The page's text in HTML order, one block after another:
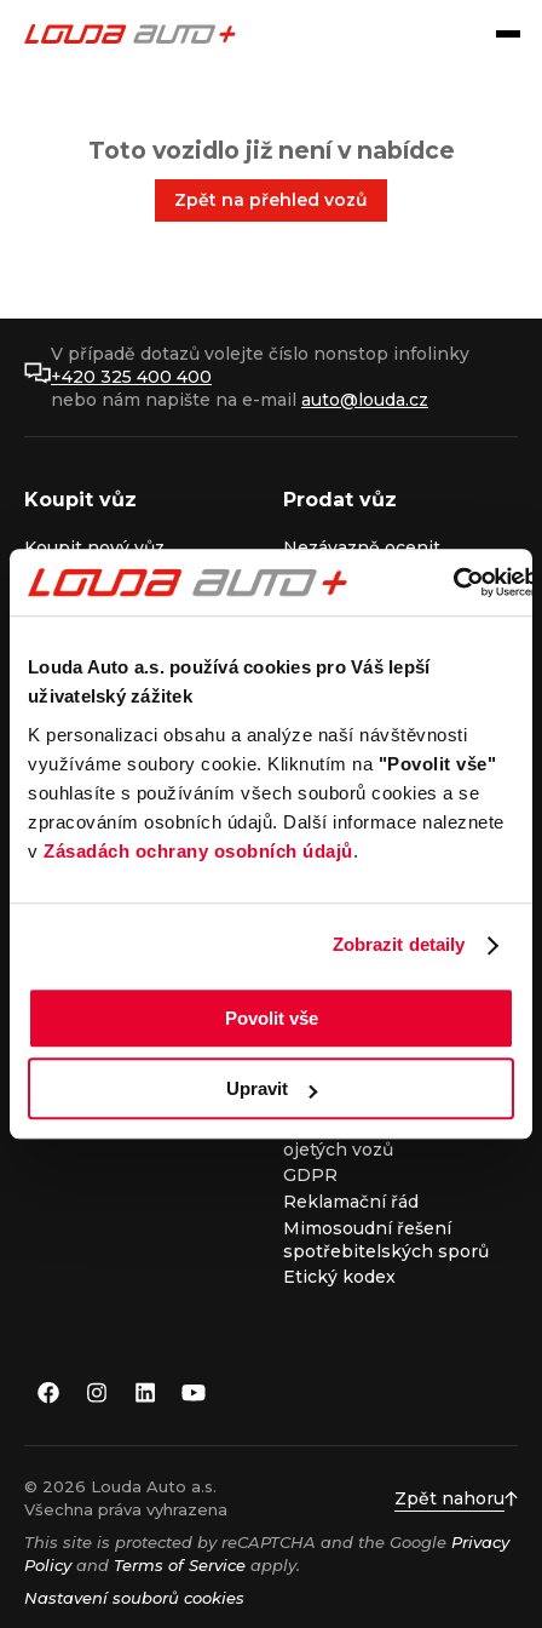
Louda Auto a.s. používá cookies pro Váš lepší
uživatelský zážitek
K personalizaci obsahu a analýze naší návštěvnosti
využíváme soubory cookie. Kliknutím na "Povolit vše"
souhlasíte s používáním všech souborů cookies a se
zpracováním osobních údajů. Další informace naleznete
v Zásadách ochrany osobních údajů.
Zobrazit detaily
Povolit vše
Upravit
Toto vozidlo již není v nabídce
Zpět na přehled vozů
V případě dotazů volejte číslo nonstop infolinky
+420 325 400 400
nebo nám napište na e-mail auto@louda.cz
Koupit vůz
Koupit nový vůz
Koupit ojetý vůz
Koupit užitkový vůz
Prodat vůz
Nezávazně ocenit
Průběh výkupu vozu
Pronájem
Carsharing
Autopůjčovna
Operativní leasing
Společnost
Louda Auto+ Poděbrady
Obytné vozy
Novinky
Kariéra
Servisní služby
Servis
Důležité odkazy
Cookies
Všeobecné obchodní
podmínky pro online
vozidel
Všeobecné obchodní
podmínky pro provádění
servisních prací
Všeobecné obchodní
podmínky při nákupu
ojetých vozů
GDPR
Reklamační řád
Mimosoudní řešení
spotřebitelských sporů
Etický kodex
© 2026 Louda Auto a.s.
Všechna práva vyhrazena
Zpět nahoru
This site is protected by reCAPTCHA and the Google Privacy
Policyand Terms of Service apply.
Nastavení souborů cookies